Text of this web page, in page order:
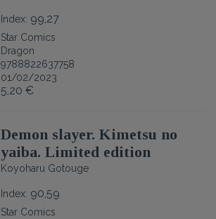
Index: 99,27
Star Comics
Dragon
9788822637758
01/02/2023
5,20 €
Demon slayer. Kimetsu no
yaiba. Limited edition
Koyoharu Gotouge
Index: 90,59
Star Comics